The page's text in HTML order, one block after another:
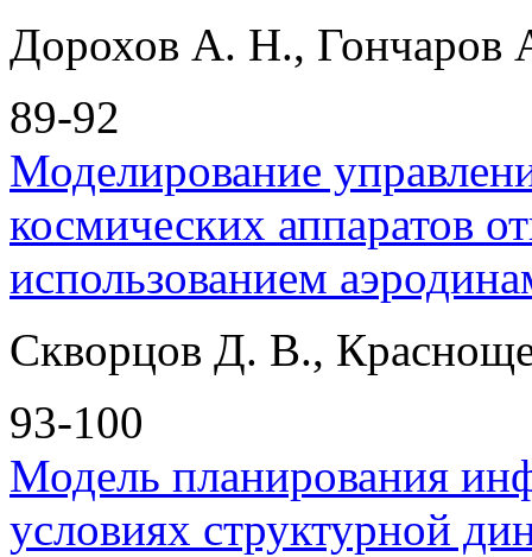
Дорохов А. Н., Гончаров
89-92
Моделирование
космических аппаратов
использованием
Скворцов Д. В.,
93-100
Модель планирования
условиях структурной